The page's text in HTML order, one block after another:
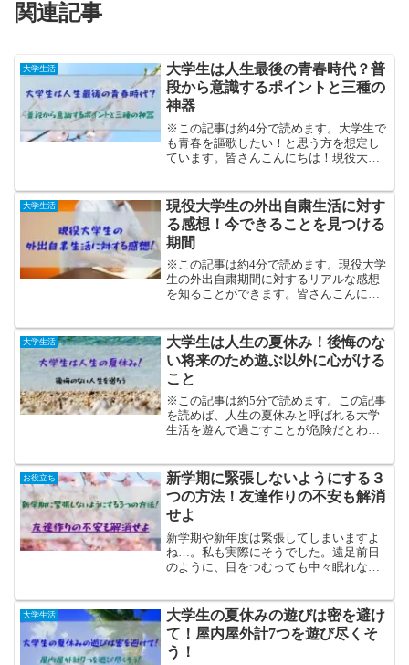
関連記事
大学生活
大学生は人生最後の青春時代？普
段から意識するポイントと三種の
神器
※この記事は約4分で読めます。大学生で
も青春を謳歌したい！と思う方を想定し
ています。皆さんこんにちは！現役大学
す。「青春と聞いてどんな光景を思い浮
かべますか？」...
大学生活
現役大学生の外出自粛生活に対す
る感想！今できることを見つける
期間
※この記事は約4分で読めます。現役大学
生の外出自粛期間に対するリアルな感想
を知ることができます。皆さんこんにち
スの影響により、外出自粛する期間が続
いていますよね...
大学生活
大学生は人生の夏休み！後悔のな
い将来のため遊ぶ以外に心がける
こと
※この記事は約5分で読めます。この記事
を読めば、人生の夏休みと呼ばれる大学
生活を遊んで過ごすことが危険だとわか
役大学生のかしわです。突然ですが...大学
生は人生の夏休み...
お役立ち
新学期に緊張しないようにする３
つの方法！友達作りの不安も解消
せよ
新学期や新年度は緊張してしまいますよ
ね…。私も実際にそうでした。遠足前日
のように、目をつむっても中々眠れない
ます！
大学生活
大学生の夏休みの遊びは密を避け
て！屋内屋外計7つを遊び尽くそ
う！